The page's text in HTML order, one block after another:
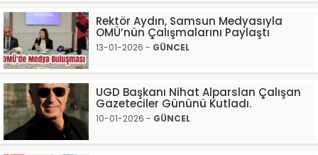
Rektör Aydın, Samsun Medyasıyla
OMÜ’nün Çalışmalarını Paylaştı
13-01-2026 - GÜNCEL
UGD Başkanı Nihat Alparslan Çalışan
Gazeteciler Gününü Kutladı.
10-01-2026 - GÜNCEL